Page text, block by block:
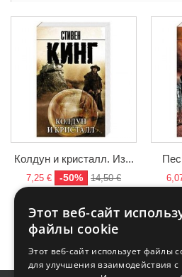
Колдун и кристалл. Из...
7,25 € -50% 14,50 €
Этот веб-сайт
файлы cookie
Этот веб-сайт использует файлы
для улучшения взаимодействия с